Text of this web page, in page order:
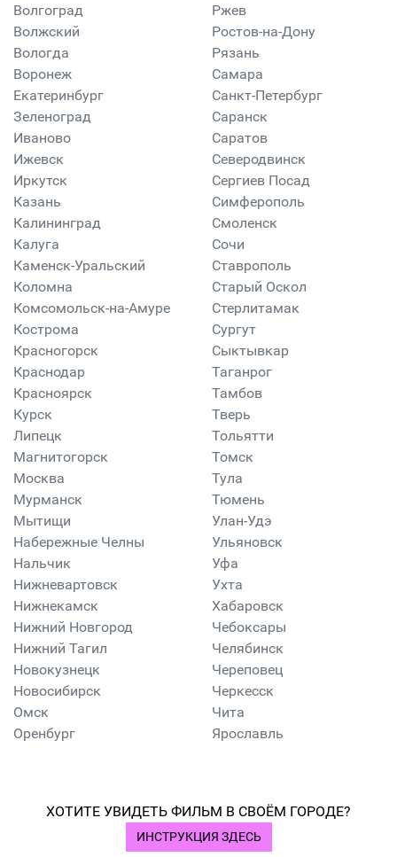
Волгоград
Волжский
Вологда
Воронеж
Екатеринбург
Зеленоград
Иваново
Ижевск
Иркутск
Казань
Калининград
Калуга
Каменск-Уральский
Коломна
Комсомольск-на-Амуре
Кострома
Красногорск
Краснодар
Красноярск
Курск
Липецк
Магнитогорск
Москва
Мурманск
Мытищи
Набережные Челны
Нальчик
Нижневартовск
Нижнекамск
Нижний Новгород
Нижний Тагил
Новокузнецк
Новосибирск
Омск
Оренбург
Ржев
Ростов-на-Дону
Рязань
Самара
Санкт-Петербург
Саранск
Саратов
Северодвинск
Сергиев Посад
Симферополь
Смоленск
Сочи
Ставрополь
Старый Оскол
Стерлитамак
Сургут
Сыктывкар
Таганрог
Тамбов
Тверь
Тольятти
Томск
Тула
Тюмень
Улан-Удэ
Ульяновск
Уфа
Ухта
Хабаровск
Чебоксары
Челябинск
Череповец
Черкесск
Чита
Ярославль
ХОТИТЕ УВИДЕТЬ ФИЛЬМ В СВОЁМ ГОРОДЕ?
ИНСТРУКЦИЯ ЗДЕСЬ